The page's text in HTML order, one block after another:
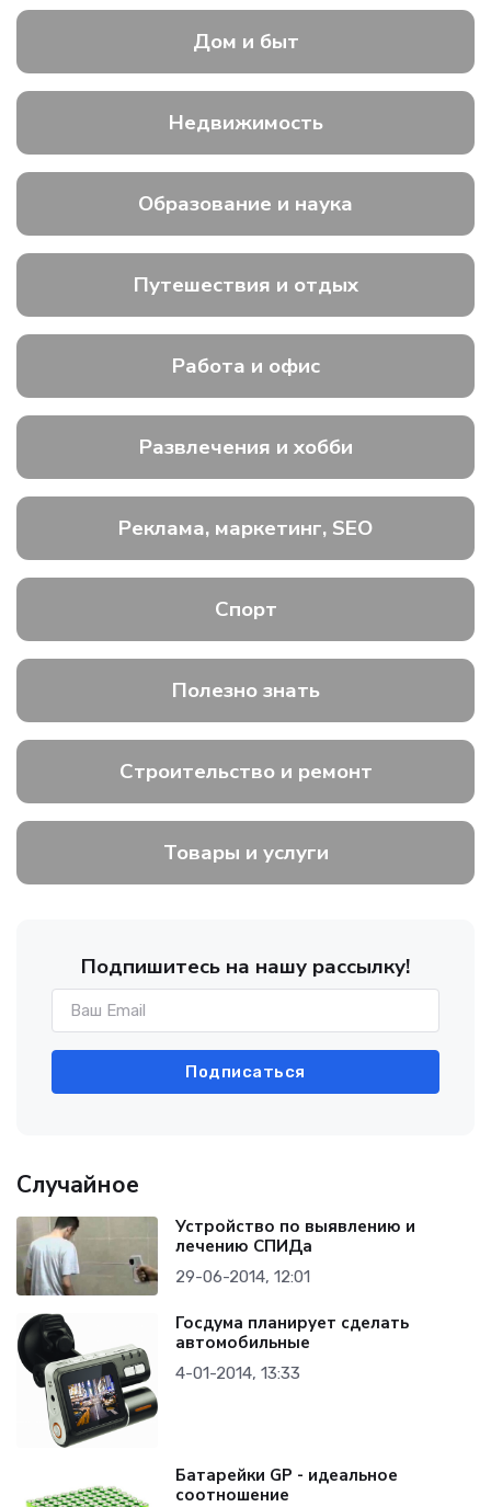
Дом и быт
Недвижимость
Образование и наука
Путешествия и отдых
Работа и офис
Развлечения и хобби
Реклама, маркетинг, SEO
Спорт
Полезно знать
Строительство и ремонт
Товары и услуги
Подпишитесь на нашу рассылку!
Подписаться
Случайное
Устройство по выявлению и
лечению СПИДа
29-06-2014, 12:01
Госдума планирует сделать
автомобильные
4-01-2014, 13:33
Батарейки GP - идеальное
соотношение